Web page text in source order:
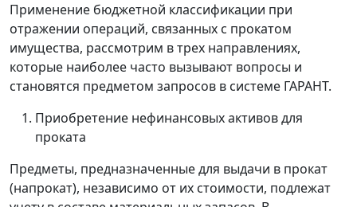
Применение бюджетной классификации при
отражении операций, связанных с прокатом
имущества, рассмотрим в трех направлениях,
которые наиболее часто вызывают вопросы и
становятся предметом запросов в системе ГАРАНТ.
Приобретение нефинансовых активов для
проката
Предметы, предназначенные для выдачи в прокат
(напрокат), независимо от их стоимости, подлежат